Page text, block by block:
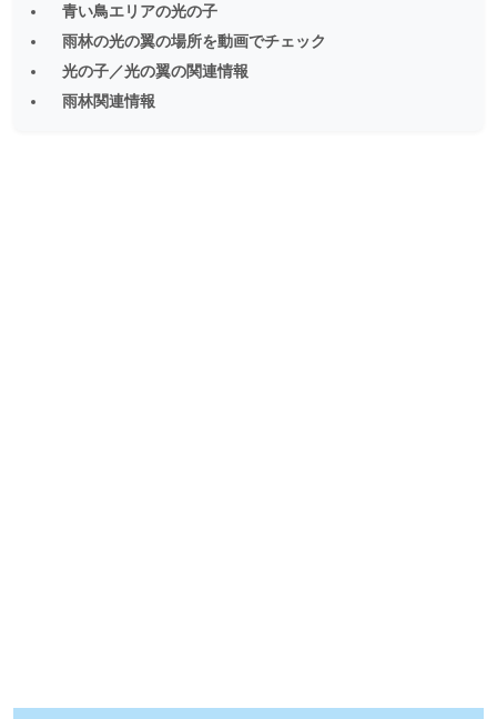
青い鳥エリアの光の子
雨林の光の翼の場所を動画でチェック
光の子／光の翼の関連情報
雨林関連情報